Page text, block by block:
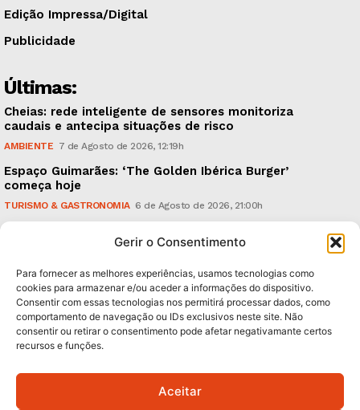
Gerir o Consentimento
Para fornecer as melhores experiências, usamos tecnologias como
cookies para armazenar e/ou aceder a informações do dispositivo.
Consentir com essas tecnologias nos permitirá processar dados, como
comportamento de navegação ou IDs exclusivos neste site. Não
consentir ou retirar o consentimento pode afetar negativamante certos
recursos e funções.
Aceitar
Edição Impressa/Digital
Publicidade
Últimas:
Cheias: rede inteligente de sensores monitoriza
caudais e antecipa situações de risco
AMBIENTE 7 de Agosto de 2026, 12:19h
Espaço Guimarães: ‘The Golden Ibérica Burger’
começa hoje
TURISMO & GASTRONOMIA 6 de Agosto de 2026, 21:00h
Subscreva Newsletter:
QUERO ADERIR